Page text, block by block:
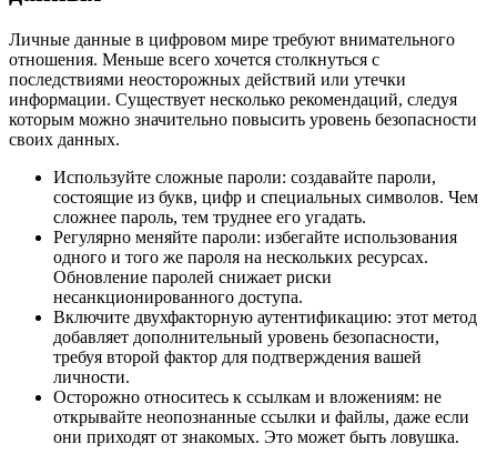
Личные данные в цифровом мире требуют внимательного
отношения. Меньше всего хочется столкнуться с
последствиями неосторожных действий или утечки
информации. Существует несколько рекомендаций, следуя
которым можно значительно повысить уровень безопасности
своих данных.
Используйте сложные пароли: создавайте пароли,
состоящие из букв, цифр и специальных символов. Чем
сложнее пароль, тем труднее его угадать.
Регулярно меняйте пароли: избегайте использования
одного и того же пароля на нескольких ресурсах.
Обновление паролей снижает риски
несанкционированного доступа.
Включите двухфакторную аутентификацию: этот метод
добавляет дополнительный уровень безопасности,
требуя второй фактор для подтверждения вашей
личности.
Осторожно относитесь к ссылкам и вложениям: не
открывайте неопознанные ссылки и файлы, даже если
они приходят от знакомых. Это может быть ловушка.